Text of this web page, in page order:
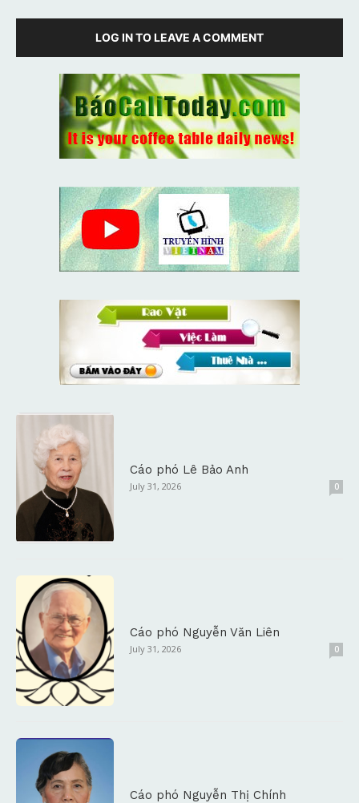
LOG IN TO LEAVE A COMMENT
Cáo phó Lê Bảo Anh
July 31, 2026 0
Cáo phó Nguyễn Văn Liên
July 31, 2026 0
Cáo phó Nguyễn Thị Chính